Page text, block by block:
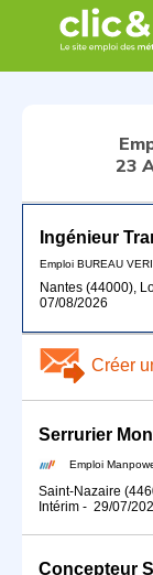
23
Ingénieur
Emploi BUREAU
Nantes (44000),
07/08/2026
Créer
Serrurier
Emploi
Saint-Nazaire
Intérim - 29/07/
Concepteur